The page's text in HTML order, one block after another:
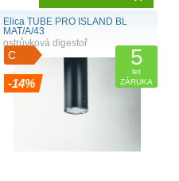
Elica TUBE PRO ISLAND BL
MAT/A/43
ostrůvková digestoř
C
-14%
5
let
ZÁRUKA